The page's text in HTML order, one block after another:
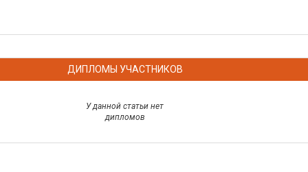
ДИПЛОМЫ УЧАСТНИКОВ
У данной статьи нет
дипломов